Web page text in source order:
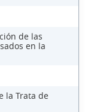
de las
en la
la Trata de